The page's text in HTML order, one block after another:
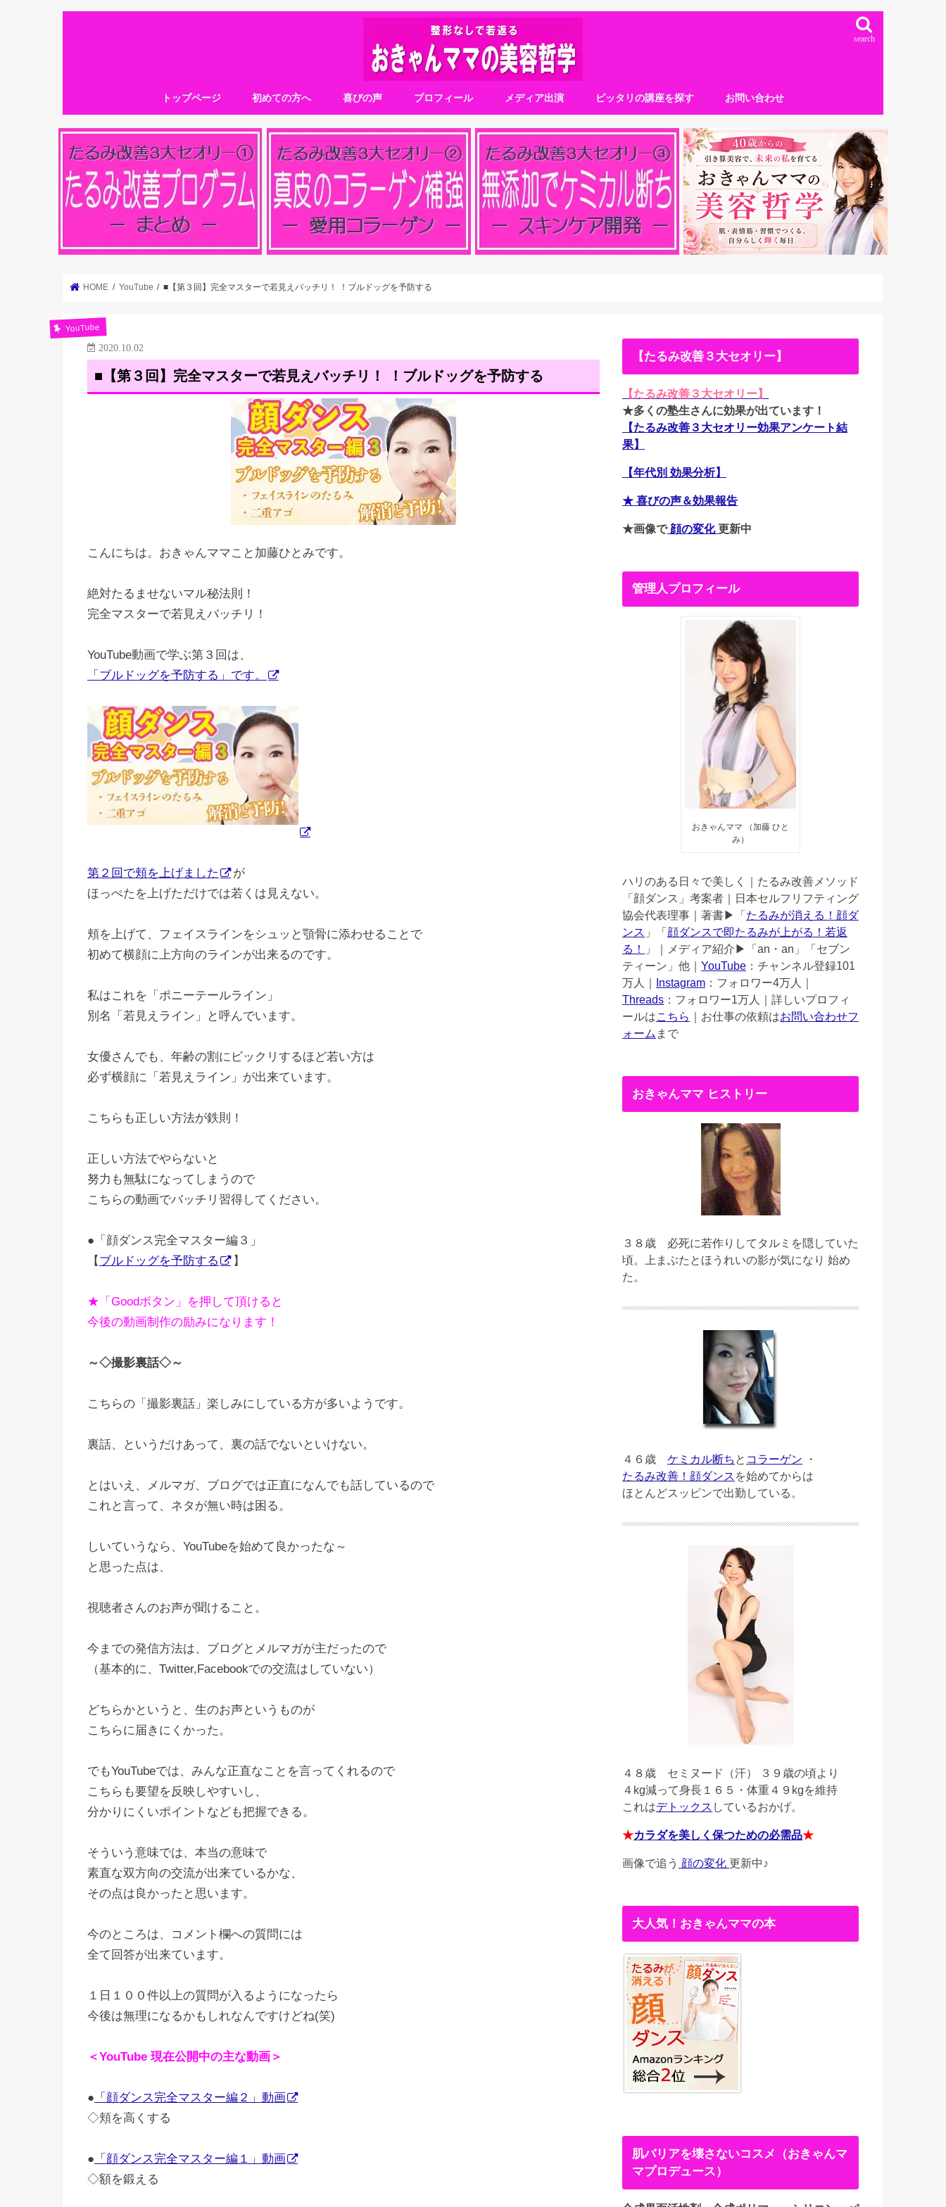
search
トップページ 初めての方へ 喜びの声 プロフィール メディア出演 ピッタリの講座を探す お問い合わせ
HOME YouTube ■【第３回】完全マスターで若見えバッチリ！ ！ブルドッグを予防する
YouTube
2020.10.02
■【第３回】完全マスターで若見えバッチリ！ ！ブルドッグを予防する
こんにちは。おきゃんママこと加藤ひとみです。
絶対たるませないマル秘法則！
完全マスターで若見えバッチリ！
YouTube動画で学ぶ第３回は、
「ブルドッグを予防する」です。
第２回で頬を上げました
が
ほっぺたを上げただけでは若くは見えない。
頬を上げて、フェイスラインをシュッと顎骨に添わせることで
初めて横顔に上方向のラインが出来るのです。
私はこれを「ポニーテールライン」
別名「若見えライン」と呼んでいます。
女優さんでも、年齢の割にビックリするほど若い方は
必ず横顔に「若見えライン」が出来ています。
こちらも正しい方法が鉄則！
正しい方法でやらないと
努力も無駄になってしまうので
こちらの動画でバッチリ習得してください。
●「顔ダンス完全マスター編３」
【 ブルドッグを予防する 】
★「Goodボタン」を押して頂けると
今後の動画制作の励みになります！
～◇撮影裏話◇～
こちらの「撮影裏話」楽しみにしている方が多いようです。
裏話、というだけあって、裏の話でないといけない。
とはいえ、メルマガ、ブログでは正直になんでも話しているので
これと言って、ネタが無い時は困る。
しいていうなら、YouTubeを始めて良かったな～
と思った点は、
視聴者さんのお声が聞けること。
今までの発信方法は、ブログとメルマガが主だったので
（基本的に、Twitter,Facebookでの交流はしていない）
どちらかというと、生のお声というものが
こちらに届きにくかった。
でもYouTubeでは、みんな正直なことを言ってくれるので
こちらも要望を反映しやすいし、
分かりにくいポイントなども把握できる。
そういう意味では、本当の意味で
素直な双方向の交流が出来ているかな、
その点は良かったと思います。
今のところは、コメント欄への質問には
全て回答が出来ています。
１日１００件以上の質問が入るようになったら
今後は無理になるかもしれなんですけどね(笑)
＜YouTube 現在公開中の主な動画＞
● 「顔ダンス完全マスター編２」動画
◇頬を高くする
● 「顔ダンス完全マスター編１」動画
◇額を鍛える
【たるみ改善３大セオリー】
【たるみ改善３大セオリー】
★多くの塾生さんに効果が出ています！
【たるみ改善３大セオリー効果アンケート結
果】
【年代別 効果分析】
★ 喜びの声＆効果報告
★画像で顔の変化更新中
管理人プロフィール
おきゃんママ （加藤 ひと
み）
ハリのある日々で美しく｜たるみ改善メソッド
「顔ダンス」考案者｜日本セルフリフティング
協会代表理事｜著書▶︎「 たるみが消える！顔ダ
ンス 」「 顔ダンスで即たるみが上がる！若返
る！
」｜メディア紹介▶︎「an・an」「セブン
ティーン」他｜ YouTube ：チャンネル登録101
万人｜
Instagram ：フォロワー4万人｜
Threads ：フォロワー1万人｜詳しいプロフィ
ールはこちら ｜お仕事の依頼はお問い合わせフ
ォーム まで
おきゃんママ ヒストリー
３８歳 必死に若作りしてタルミを隠していた
頃。上まぶたとほうれいの影が気になり 始め
た。
４６歳 ケミカル断ち と コラーゲン ・
たるみ改善！顔ダンス を始めてからは
ほとんどスッピンで出勤している。
４８歳 セミヌード（汗） ３９歳の頃より
４kg減って身長１６５・体重４９kgを維持
これはデトックス しているおかげ。
★カラダを美しく保つための必需品★
画像で追う 顔の変化 更新中♪
大人気！おきゃんママの本
肌バリアを壊さないコスメ（おきゃんマ
マプロデュース）